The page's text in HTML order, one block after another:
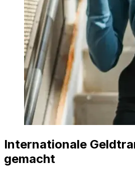
Internationale
gemacht